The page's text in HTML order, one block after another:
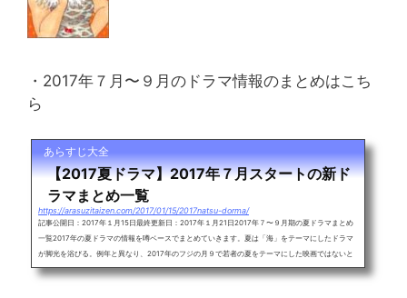
・2017年７月〜９月のドラマ情報のまとめはこち
ら
あらすじ大全
【2017夏ドラマ】2017年７月スタートの新ド
ラマまとめ一覧
https://arasuzitaizen.com/2017/01/15/2017natsu-dorma/
記事公開日：2017年１月15日最終更新日：2017年１月21日2017年７〜９月期の夏ドラマまとめ
一覧2017年の夏ドラマの情報を噂ベースでまとめていきます。夏は「海」をテーマにしたドラマ
が脚光を浴びる。例年と異なり、2017年のフジの月９で若者の夏をテーマにした映画ではないと
いう噂があがっています。山下智久、ガッキーこと新垣結衣の「コード・ブルー」の第3期が2017